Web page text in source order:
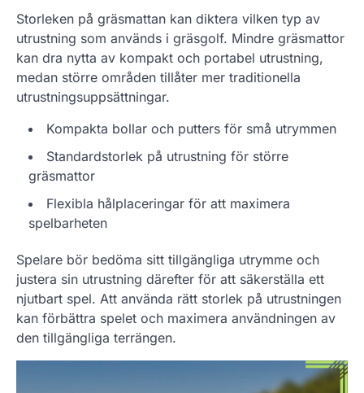
Storleken på gräsmattan kan diktera vilken typ av
utrustning som används i gräsgolf. Mindre gräsmattor
kan dra nytta av kompakt och portabel utrustning,
medan större områden tillåter mer traditionella
utrustningsuppsättningar.
Kompakta bollar och putters för små utrymmen
Standardstorlek på utrustning för större
gräsmattor
Flexibla hålplaceringar för att maximera
spelbarheten
Spelare bör bedöma sitt tillgängliga utrymme och
justera sin utrustning därefter för att säkerställa ett
njutbart spel. Att använda rätt storlek på utrustningen
kan förbättra spelet och maximera användningen av
den tillgängliga terrängen.